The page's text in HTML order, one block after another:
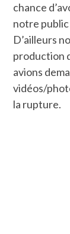
chance
notre
D’ailleurs
production
avions
vidéos/
la rupture.